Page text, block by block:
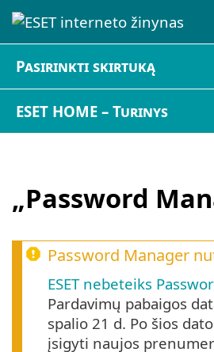
Pasirinkti skirtuką
ESET HOME – Turinys
„Password
Password Manager
ESET nebeteiks
Pardavimų pabaigos
spalio 21 d. Po šios
įsigyti naujos